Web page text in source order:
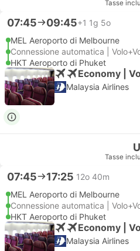
Tasse
07:45 09:45+1 1g 5o
MEL Aeroporto di Melbourne
Connessione automatica |
HKT Aeroporto di Phuket
Economy |
Malaysia Airlines
Tasse
07:45 17:25 12o 40m
MEL Aeroporto di Melbourne
Connessione automatica |
HKT Aeroporto di Phuket
Economy |
Malaysia Airlines